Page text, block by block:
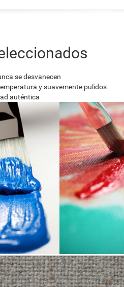
se desvanecen
y suavemente pulidos
auténtica